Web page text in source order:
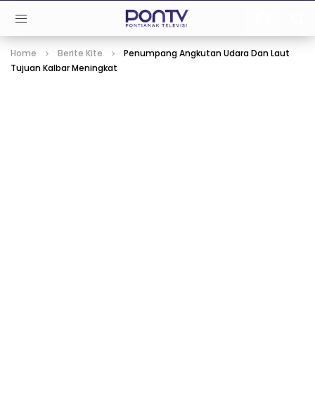
Home Berite Kite
Penumpang Angkutan Udara Dan Laut
Tujuan Kalbar Meningkat